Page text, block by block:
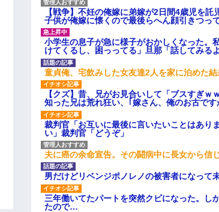
【戦争】不妊の俺嫁に弟嫁が2日間4歳児を
子供が俺嫁に懐くので最後らへん顔引きつ
小学生の息子が急に様子がおかしくなった。
けてくるし、困っってる」旦那「話してみる
童貞俺、宅飲みした女友達2人を家に泊めた
【クズ】昔、兄がお見合いして「ブスすぎ
知った兄は荒れ狂い、｢嫁さん、俺のお古で
裁判官「お互いに最後に言いたいことはあ
い」裁判官「どうぞ」
夫に癌の余命宣告。その闘病中に長女から信
男だけどリベンジポノレノの被害者になって
三年働いてたパートを突然クビになった。し
たので…